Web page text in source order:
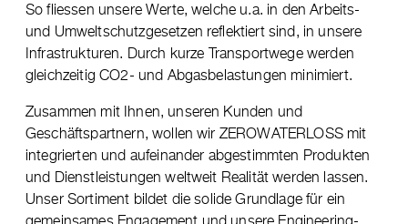
So fliessen unsere Werte, welche u.a. in den Arbeits-
und Umweltschutzgesetzen reflektiert sind, in unsere
Infrastrukturen. Durch kurze Transportwege werden
gleichzeitig CO2- und Abgasbelastungen minimiert.
Zusammen mit Ihnen, unseren Kunden und
Geschäftspartnern, wollen wir ZEROWATERLOSS mit
integrierten und aufeinander abgestimmten Produkten
und Dienstleistungen weltweit Realität werden lassen.
Unser Sortiment bildet die solide Grundlage für ein
gemeinsames Engagement und unsere Engineering-